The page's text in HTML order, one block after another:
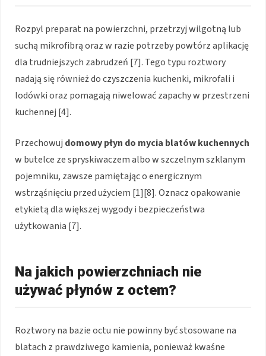
Rozpyl preparat na powierzchni, przetrzyj wilgotną lub
suchą mikrofibrą oraz w razie potrzeby powtórz aplikację
dla trudniejszych zabrudzeń [7]. Tego typu roztwory
nadają się również do czyszczenia kuchenki, mikrofali i
lodówki oraz pomagają niwelować zapachy w przestrzeni
kuchennej [4].
Przechowuj domowy płyn do mycia blatów kuchennych
w butelce ze spryskiwaczem albo w szczelnym szklanym
pojemniku, zawsze pamiętając o energicznym
wstrząśnięciu przed użyciem [1][8]. Oznacz opakowanie
etykietą dla większej wygody i bezpieczeństwa
użytkowania [7].
Na jakich powierzchniach nie
używać płynów z octem?
Roztwory na bazie octu nie powinny być stosowane na
blatach z prawdziwego kamienia, ponieważ kwaśne